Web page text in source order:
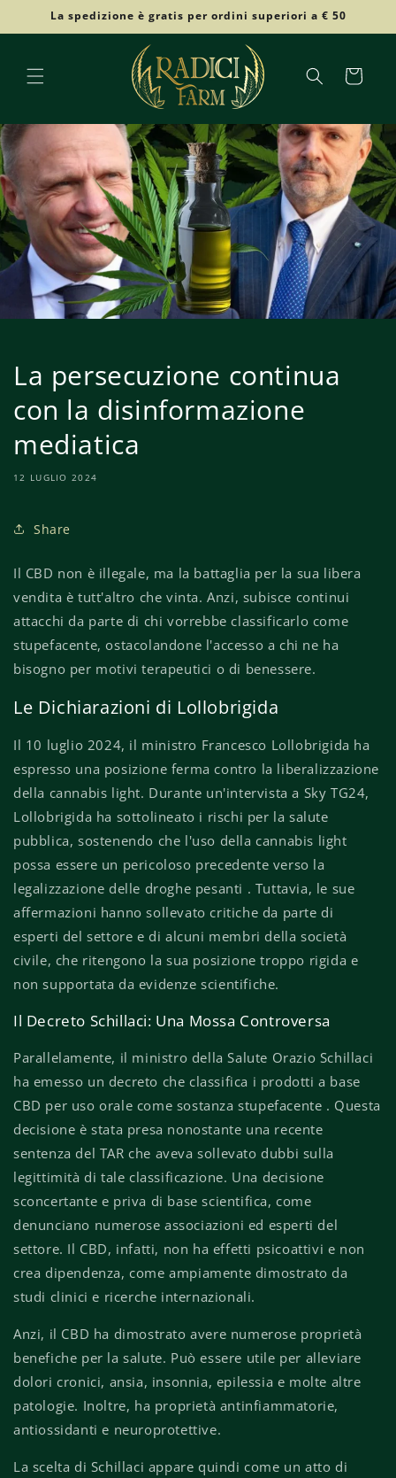
direttamente
ai contenuti
La spedizione è gratis per ordini superiori a € 50
Carrello
La persecuzione continua
con la disinformazione
mediatica
12 LUGLIO 2024
Share
Il CBD non è illegale, ma la battaglia per la sua libera
vendita è tutt'altro che vinta. Anzi, subisce continui
attacchi da parte di chi vorrebbe classificarlo come
stupefacente, ostacolandone l'accesso a chi ne ha
bisogno per motivi terapeutici o di benessere.
Le Dichiarazioni di Lollobrigida
Il 10 luglio 2024, il ministro Francesco Lollobrigida ha
espresso una posizione ferma contro la liberalizzazione
della cannabis light. Durante un'intervista a Sky TG24,
Lollobrigida ha sottolineato i rischi per la salute
pubblica, sostenendo che l'uso della cannabis light
possa essere un pericoloso precedente verso la
legalizzazione delle droghe pesanti . Tuttavia, le sue
affermazioni hanno sollevato critiche da parte di
esperti del settore e di alcuni membri della società
civile, che ritengono la sua posizione troppo rigida e
non supportata da evidenze scientifiche.
Il Decreto Schillaci: Una Mossa Controversa
Parallelamente, il ministro della Salute Orazio Schillaci
ha emesso un decreto che classifica i prodotti a base
CBD per uso orale come sostanza stupefacente . Questa
decisione è stata presa nonostante una recente
sentenza del TAR che aveva sollevato dubbi sulla
legittimità di tale classificazione. Una decisione
sconcertante e priva di base scientifica, come
denunciano numerose associazioni ed esperti del
settore. Il CBD, infatti, non ha effetti psicoattivi e non
crea dipendenza, come ampiamente dimostrato da
studi clinici e ricerche internazionali.
Anzi, il CBD ha dimostrato avere numerose proprietà
benefiche per la salute. Può essere utile per alleviare
dolori cronici, ansia, insonnia, epilessia e molte altre
patologie. Inoltre, ha proprietà antinfiammatorie,
antiossidanti e neuroprotettive.
La scelta di Schillaci appare quindi come un atto di